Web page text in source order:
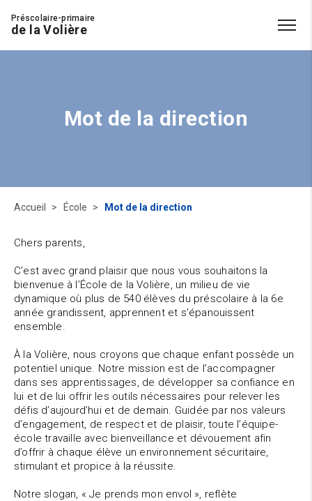
Préscolaire-primaire
de la Volière
Mot de la direction
Accueil École Mot de la direction
Chers parents,
C’est avec grand plaisir que nous vous souhaitons la
bienvenue à l’École de la Volière, un milieu de vie
dynamique où plus de 540 élèves du préscolaire à la 6e
année grandissent, apprennent et s’épanouissent
ensemble.
À la Volière, nous croyons que chaque enfant possède un
potentiel unique. Notre mission est de l’accompagner
dans ses apprentissages, de développer sa confiance en
lui et de lui offrir les outils nécessaires pour relever les
défis d’aujourd’hui et de demain. Guidée par nos valeurs
d’engagement, de respect et de plaisir, toute l’équipe-
école travaille avec bienveillance et dévouement afin
d’offrir à chaque élève un environnement sécuritaire,
stimulant et propice à la réussite.
Notre slogan, « Je prends mon envol », reflète